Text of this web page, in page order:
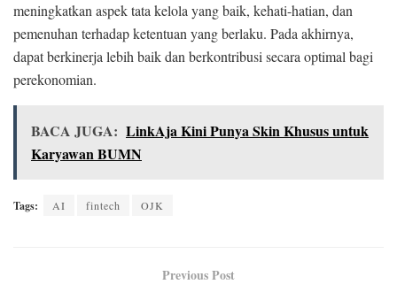
meningkatkan aspek tata kelola yang baik, kehati-hatian, dan
pemenuhan terhadap ketentuan yang berlaku. Pada akhirnya,
dapat berkinerja lebih baik dan berkontribusi secara optimal bagi
perekonomian.
BACA JUGA: LinkAja Kini Punya Skin Khusus untuk
Karyawan BUMN
Tags: AI fintech OJK
Previous Post